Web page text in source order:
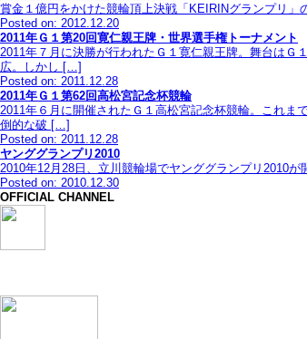
賞金１億円をかけた競輪頂上決戦「KEIRINグランプリ」
Posted on: 2012.12.20
2011年Ｇ１第20回寛仁親王牌・世界選手権トーナメント
2011年７月に決勝が行われたＧ１寛仁親王牌。舞台はＧ
広。しかし […]
Posted on: 2011.12.28
2011年Ｇ１第62回高松宮記念杯競輪
2011年６月に開催されたＧ１高松宮記念杯競輪。これま
倒的な破 […]
Posted on: 2011.12.28
ヤンググランプリ2010
2010年12月28日、立川競輪場でヤンググランプリ2010
Posted on: 2010.12.30
OFFICIAL CHANNEL